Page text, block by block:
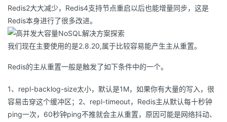
Redis2大大减少，Redis4支持节点重启以后也能增量同步，这是
Redis本身进行了很多改进。
我们现在主要使用的是2.8.20,属于比较容易能产生主从重置。
Redis的主从重置一般是触发了如下条件中的一个。
1、repl-backlog-size太小，默认是1M，如果你有大量的写入，很
容易击穿这个缓冲区；2、repl-timeout，Redis主从默认每十秒钟
ping一次，60秒钟ping不推就会主从重置，原因可能是网络抖动、